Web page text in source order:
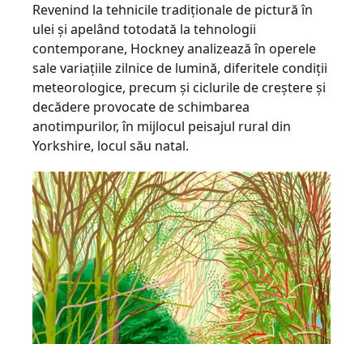
Revenind la tehnicile tradiţionale de pictură în
ulei şi apelând totodată la tehnologii
contemporane, Hockney analizează în operele
sale variaţiile zilnice de lumină, diferitele condiţii
meteorologice, precum şi ciclurile de creştere şi
decădere provocate de schimbarea
anotimpurilor, în mijlocul peisajul rural din
Yorkshire, locul său natal.